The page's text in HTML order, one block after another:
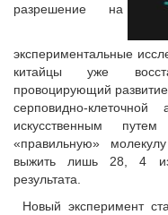
разрешение на
экспериментальные
китайцы уже
провоцирующий
серповидно-
искусственным
«правильную»
выжить лишь 28, 4 из
результата.
Новый эксперимент